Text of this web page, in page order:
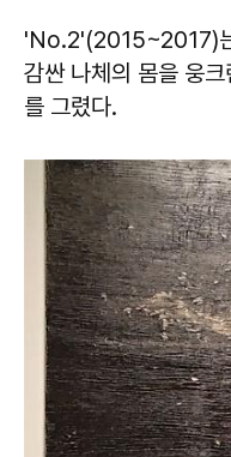
'No.2'(2015~2017)
감싼 나체의 몸을 웅
를 그렸다.